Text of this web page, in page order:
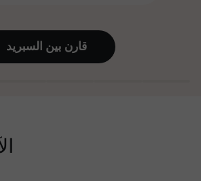
إنستا فوركس على هاتف
بوك أو رحلة أحلامه بمجرد
خسائرك ويضمن لك
ثلاث مرات خلال ستة
قارن بين السبرید